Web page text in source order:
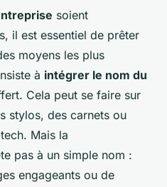
soient
il est essentiel de prêter
moyens les plus
à intégrer le nom du
Cela peut se faire sur
stylos, des carnets ou
Mais la
pas à un simple nom :
engageants ou de